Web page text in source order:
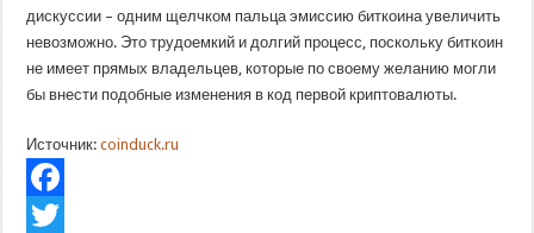
дискуссии – одним щелчком пальца эмиссию биткоина увеличить
невозможно. Это трудоемкий и долгий процесс, поскольку биткоин
не имеет прямых владельцев, которые по своему желанию могли
бы внести подобные изменения в код первой криптовалюты.
Источник: coinduck.ru
Facebook